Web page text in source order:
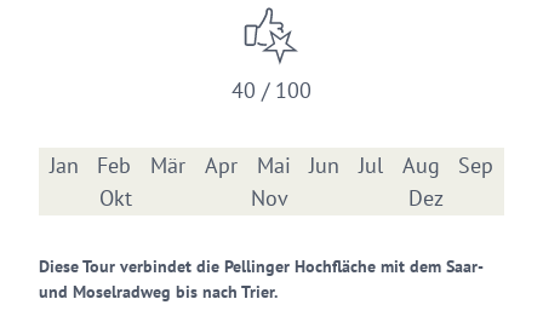
40 / 100
Jan Feb Mär Apr Mai Jun Jul Aug
Sep
Okt
Nov Dez
Diese Tour verbindet die Pellinger Hochfläche mit dem Saar-
und Moselradweg bis nach Trier.